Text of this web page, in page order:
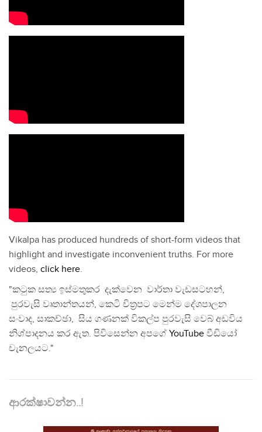
Vikalpa has produced hundreds of short-form videos that
highlight and investigate inconvenient truths. For more
videos, click here.
"කටුක සත්‍ය ඉස්මතුකර දැක්වෙන වාර්තා වැඩසටහන්,
පුරවැසි වෘතාන්තයන්, කෙටි චිත්‍රපට මෙන්ම දේශපාලන
සංවාද, සාකච්ඡා, සිය ගණනක් විකල්ප පුරවැසි වෙබ් අඩවිය
නිශ්පාදනය කර ඇත. පිවිසෙන්න අපගේ YouTube වීඩියෝ
චැනලයට."
ආරක්ෂාවන්න..!